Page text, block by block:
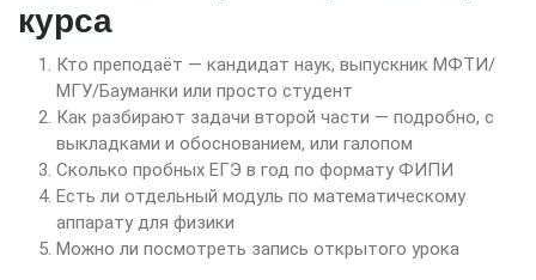
курса
Кто преподаёт — кандидат наук, выпускник МФТИ/
МГУ/Бауманки или просто студент
Как разбирают задачи второй части — подробно, с
выкладками и обоснованием, или галопом
Сколько пробных ЕГЭ в год по формату ФИПИ
Есть ли отдельный модуль по математическому
аппарату для физики
Можно ли посмотреть запись открытого урока